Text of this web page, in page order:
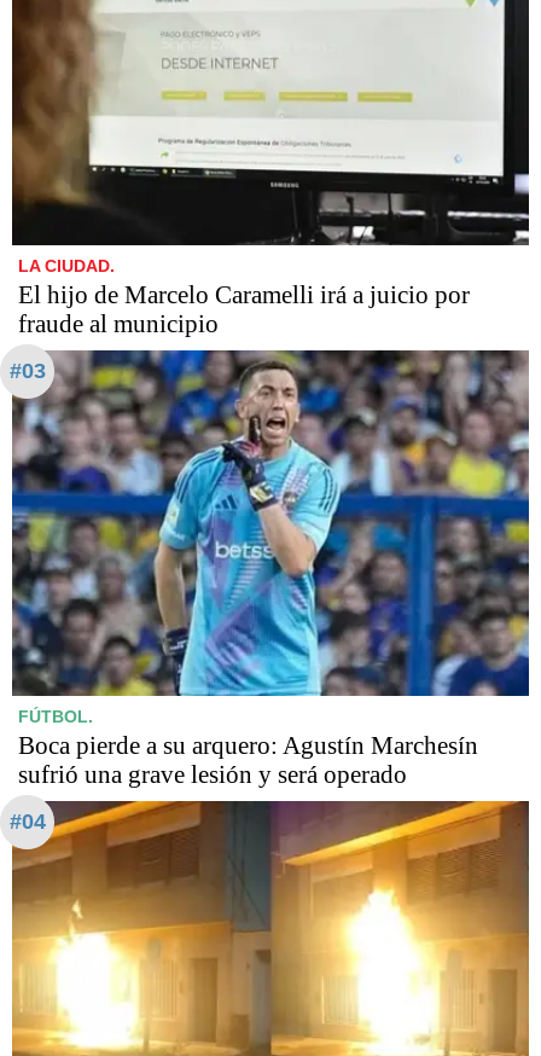
LA CIUDAD.
​​​​​El hijo de Marcelo Caramelli irá a juicio por
fraude al municipio
#03
FÚTBOL.
Boca pierde a su arquero: Agustín Marchesín
sufrió una grave lesión y será operado
#04